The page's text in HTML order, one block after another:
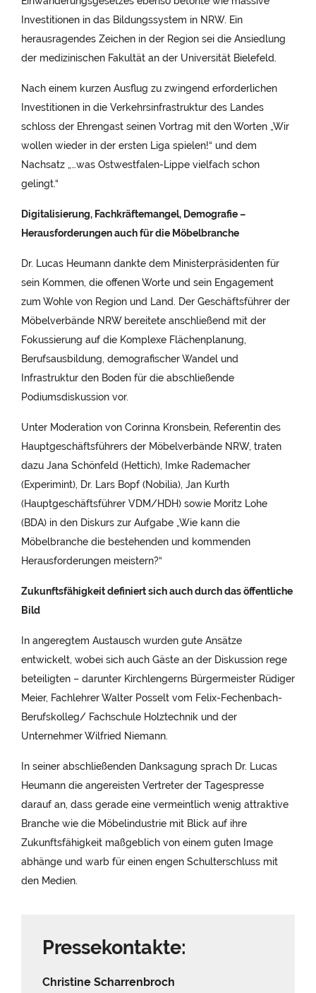
Investitionen in das Bildungssystem in NRW. Ein
herausragendes Zeichen in der Region sei die Ansiedlung
der medizinischen Fakultät an der Universität Bielefeld.
Nach einem kurzen Ausflug zu zwingend erforderlichen
Investitionen in die Verkehrsinfrastruktur des Landes
schloss der Ehrengast seinen Vortrag mit den Worten „Wir
wollen wieder in der ersten Liga spielen!“ und dem
Nachsatz „…was Ostwestfalen-Lippe vielfach schon
gelingt.“
Digitalisierung, Fachkräftemangel, Demografie –
Herausforderungen auch für die Möbelbranche
Dr. Lucas Heumann dankte dem Ministerpräsidenten für
sein Kommen, die offenen Worte und sein Engagement
zum Wohle von Region und Land. Der Geschäftsführer der
Möbelverbände NRW bereitete anschließend mit der
Fokussierung auf die Komplexe Flächenplanung,
Berufsausbildung, demografischer Wandel und
Infrastruktur den Boden für die abschließende
Podiumsdiskussion vor.
Unter Moderation von Corinna Kronsbein, Referentin des
Hauptgeschäftsführers der Möbelverbände NRW, traten
dazu Jana Schönfeld (Hettich), Imke Rademacher
(Experimint), Dr. Lars Bopf (Nobilia), Jan Kurth
(Hauptgeschäftsführer VDM/HDH) sowie Moritz Lohe
(BDA) in den Diskurs zur Aufgabe „Wie kann die
Möbelbranche die bestehenden und kommenden
Herausforderungen meistern?“
Zukunftsfähigkeit definiert sich auch durch das öffentliche
Bild
In angeregtem Austausch wurden gute Ansätze
entwickelt, wobei sich auch Gäste an der Diskussion rege
beteiligten – darunter Kirchlengerns Bürgermeister Rüdiger
Meier, Fachlehrer Walter Posselt vom Felix-Fechenbach-
Berufskolleg/ Fachschule Holztechnik und der
Unternehmer Wilfried Niemann.
In seiner abschließenden Danksagung sprach Dr. Lucas
Heumann die angereisten Vertreter der Tagespresse
darauf an, dass gerade eine vermeintlich wenig attraktive
Branche wie die Möbelindustrie mit Blick auf ihre
Zukunftsfähigkeit maßgeblich von einem guten Image
abhänge und warb für einen engen Schulterschluss mit
den Medien.
Pressekontakte:
Christine Scharrenbroch